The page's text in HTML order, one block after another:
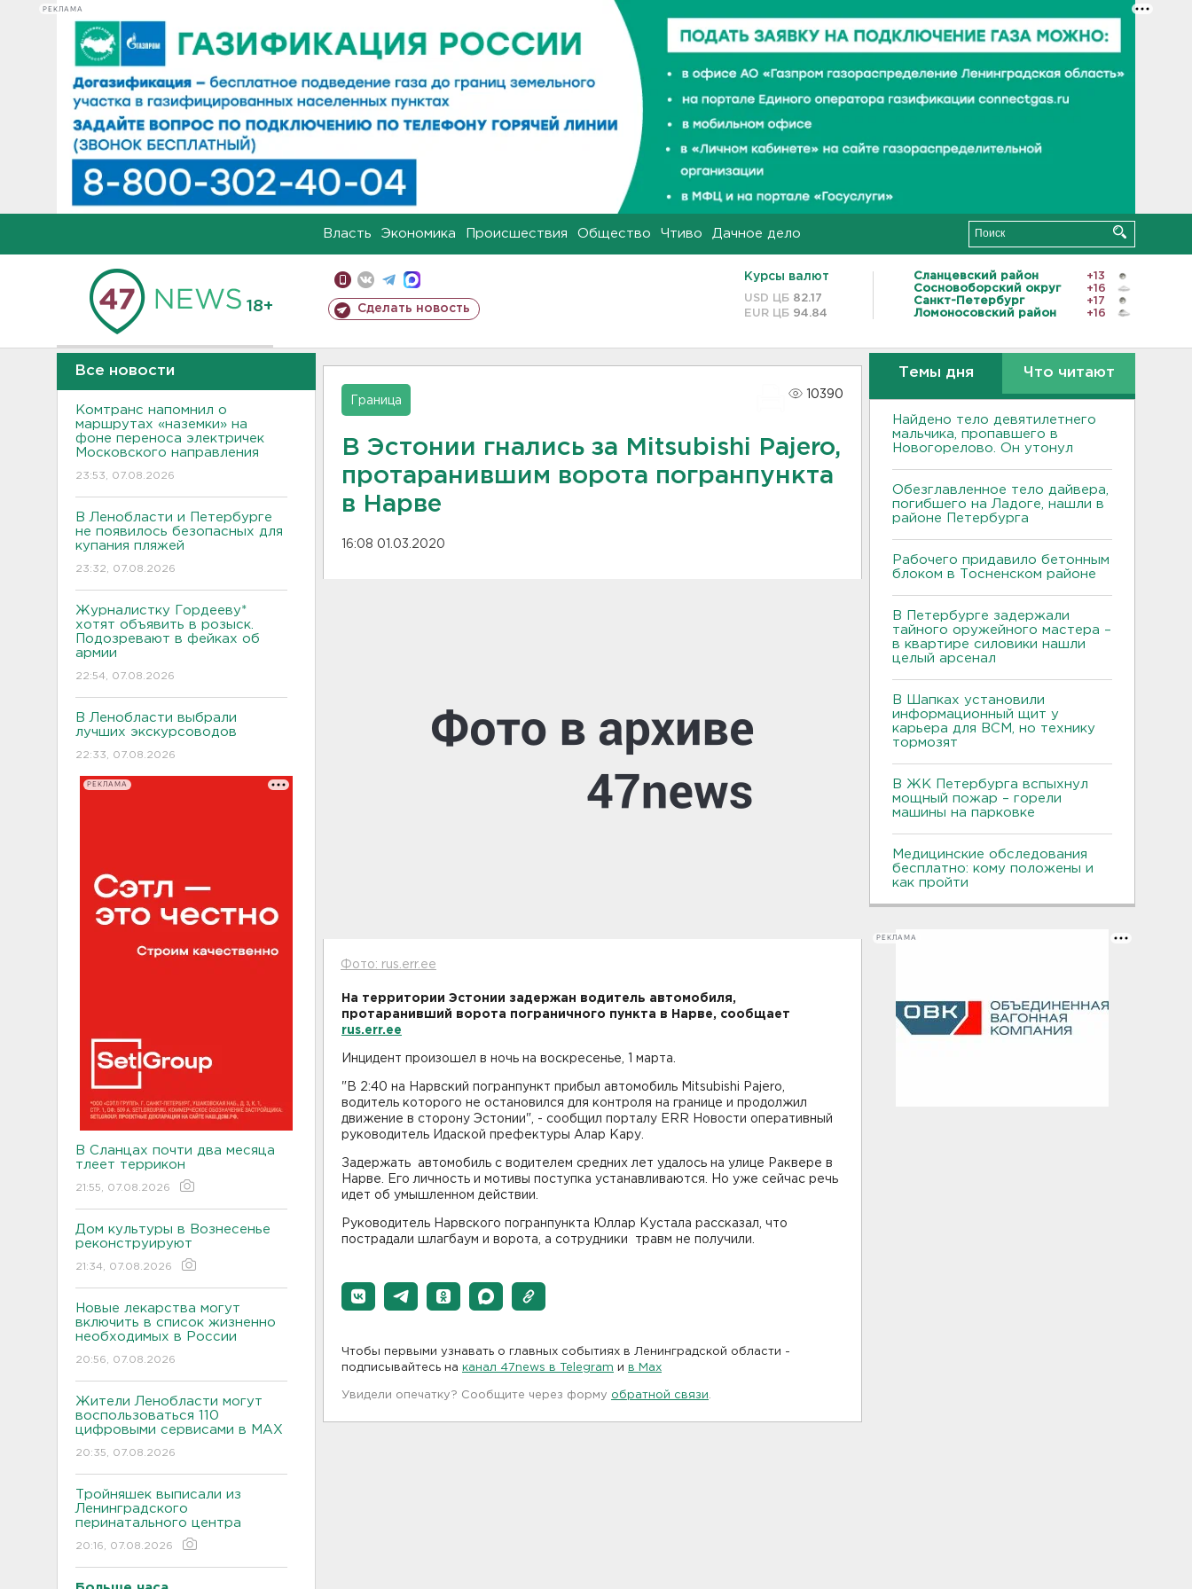
РЕКЛАМА
Власть Экономика Происшествия Общество Чтиво Дачное дело
18+ Сделать новость
Курсы валют
USD ЦБ 82.17
EUR ЦБ 94.84
Сланцевский район
+13
Сосновоборский округ
+16
Санкт-Петербург
+17
Ломоносовский район
+16
Все новости
Комтранс напомнил о
маршрутах «наземки» на
фоне переноса электричек
Московского направления
23:53, 07.08.2026
В Ленобласти и Петербурге
не появилось безопасных для
купания пляжей
23:32, 07.08.2026
Журналистку Гордееву*
хотят объявить в розыск.
Подозревают в фейках об
армии
22:54, 07.08.2026
В Ленобласти выбрали
лучших экскурсоводов
22:33, 07.08.2026
РЕКЛАМА
В Сланцах почти два месяца
тлеет террикон
21:55, 07.08.2026
Дом культуры в Вознесенье
реконструируют
21:34, 07.08.2026
Новые лекарства могут
включить в список жизненно
необходимых в России
20:56, 07.08.2026
Жители Ленобласти могут
воспользоваться 110
цифровыми сервисами в МАХ
20:35, 07.08.2026
Тройняшек выписали из
Ленинградского
перинатального центра
20:16, 07.08.2026
Граница
10390
В Эстонии гнались за Mitsubishi Pajero,
протаранившим ворота погранпункта
в Нарве
16:08 01.03.2020
Фото: rus.err.ee
На территории Эстонии задержан водитель автомобиля,
протаранивший ворота пограничного пункта в Нарве, сообщает
rus.err.ee
Инцидент произошел в ночь на воскресенье, 1 марта.
"В 2:40 на Нарвский погранпункт прибыл автомобиль Mitsubishi Pajero,
водитель которого не остановился для контроля на границе и продолжил
движение в сторону Эстонии", - сообщил порталу ERR Новости оперативный
руководитель Идаской префектуры Алар Кару.
Задержать автомобиль с водителем средних лет удалось на улице Раквере в
Нарве. Его личность и мотивы поступка устанавливаются. Но уже сейчас речь
идет об умышленном действии.
Руководитель Нарвского погранпункта Юллар Кустала рассказал, что
пострадали шлагбаум и ворота, а сотрудники травм не получили.
Чтобы первыми узнавать о главных событиях в Ленинградской области -
подписывайтесь на канал 47news в Telegram и в Maх
Увидели опечатку? Сообщите через форму обратной связи
Темы дня Что читают
Найдено тело девятилетнего
мальчика, пропавшего в
Новогорелово. Он утонул
Обезглавленное тело дайвера,
погибшего на Ладоге, нашли в
районе Петербурга
Рабочего придавило бетонным
блоком в Тосненском районе
В Петербурге задержали
тайного оружейного мастера –
в квартире силовики нашли
целый арсенал
В Шапках установили
информационный щит у
карьера для ВСМ, но технику
тормозят
В ЖК Петербурга вспыхнул
мощный пожар – горели
машины на парковке
Медицинские обследования
бесплатно: кому положены и
как пройти
РЕКЛАМА